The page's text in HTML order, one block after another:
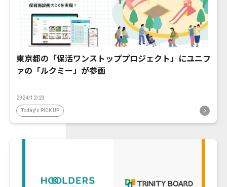
東京都の「保活ワンストッププロジェクト」にユニフ
ァの「ルクミー」が参画
2024/12/23
Today's PICK UP